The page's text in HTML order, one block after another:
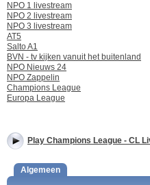
NPO 1 livestream
NPO 2 livestream
NPO 3 livestream
AT5
Salto A1
BVN - tv kijken vanuit het buitenland
NPO Nieuws 24
NPO Zappelin
Champions League
Europa League
Play Champions League - CL
Algemeen